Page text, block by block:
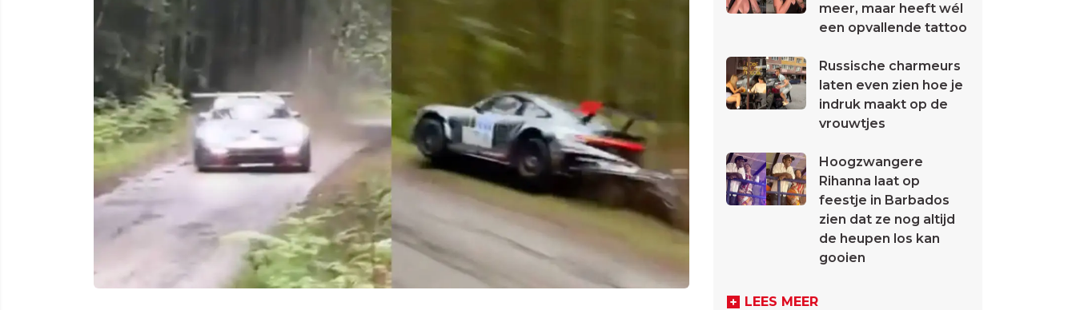
meer, maar heeft wél
een opvallende tattoo
Russische charmeurs
laten even zien hoe je
indruk maakt op de
vrouwtjes
Hoogzwangere
Rihanna laat op
feestje in Barbados
zien dat ze nog altijd
de heupen los kan
gooien
LEES MEER